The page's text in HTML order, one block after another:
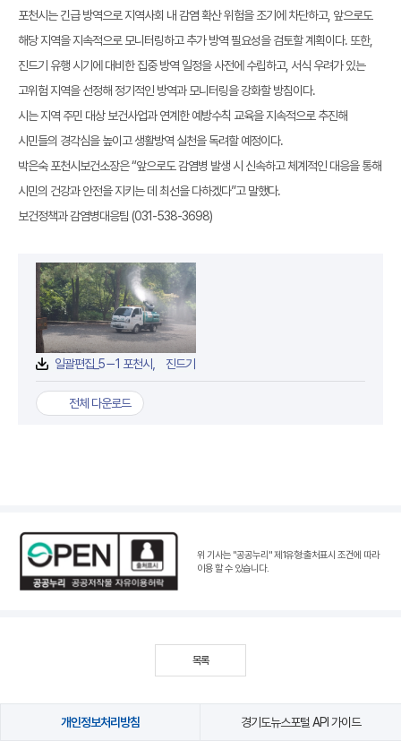
포천시는 긴급 방역으로 지역사회 내 감염 확산 위험을 조기에 차단하고, 앞으로도
해당 지역을 지속적으로 모니터링하고 추가 방역 필요성을 검토할 계획이다. 또한,
진드기 유행 시기에 대비한 집중 방역 일정을 사전에 수립하고, 서식 우려가 있는
고위험 지역을 선정해 정기적인 방역과 모니터링을 강화할 방침이다.
시는 지역 주민 대상 보건사업과 연계한 예방수칙 교육을 지속적으로 추진해
시민들의 경각심을 높이고 생활방역 실천을 독려할 예정이다.
박은숙 포천시보건소장은 “앞으로도 감염병 발생 시 신속하고 체계적인 대응을 통해
시민의 건강과 안전을 지키는 데 최선을 다하겠다”고 말했다.
보건정책과 감염병대응팀 (031-538-3698)
첨부파일
전체 다운로드
위 기사는 "공공누리"제1유형:출처표시 조건에 따라
이용 할 수 있습니다.
목록
개인정보처리방침 경기도뉴스포털 API 가이드